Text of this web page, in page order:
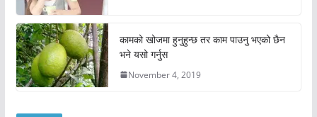
कामको खोजमा हुनुहुन्छ तर काम पाउनु भएको छैन
भने यसो गर्नुस
November 4, 2019